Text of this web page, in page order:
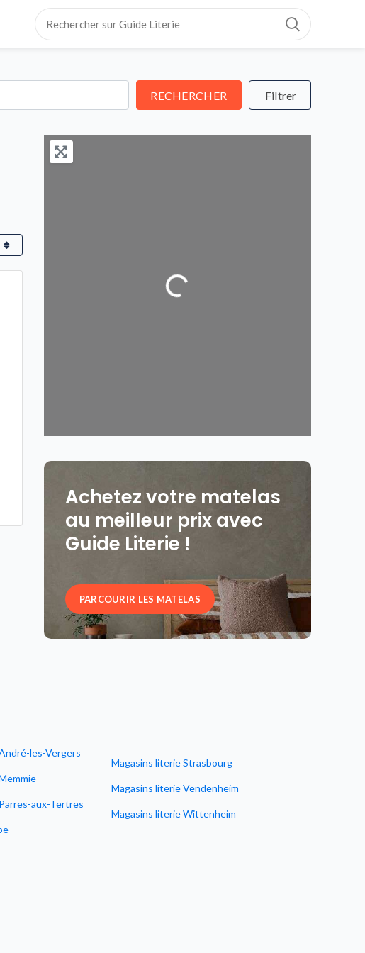
RECHERCHER RECHERCHER
Loading...
Achetez votre matelas
au meilleur prix avec
Guide Literie !
PARCOURIR LES MATELAS
les-Vergers
aux-Tertres
Magasins literie Strasbourg
Magasins literie Vendenheim
Magasins literie Wittenheim